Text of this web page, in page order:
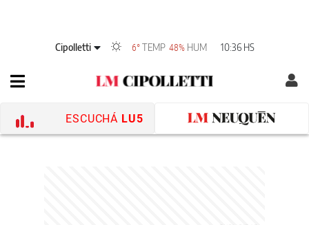
Cipolletti 6° TEMP 48% HUM 10:36 HS
ESCUCHÁ LU5